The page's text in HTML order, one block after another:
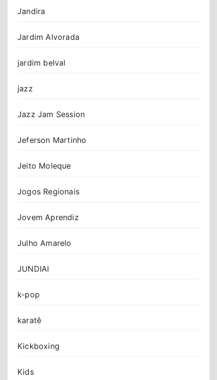
Jandira
Jardim Alvorada
jardim belval
jazz
Jazz Jam Session
Jeferson Martinho
Jeito Moleque
Jogos Regionais
Jovem Aprendiz
Julho Amarelo
JUNDIAI
k-pop
karatê
Kickboxing
Kids